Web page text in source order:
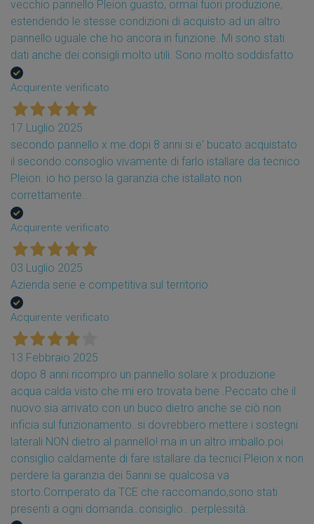
vecchio pannello Pleion guasto, ormai fuori produzione,
estendendo le stesse condizioni di acquisto ad un altro
pannello uguale che ho ancora in funzione. Mi sono stati
dati anche dei consigli molto utili. Sono molto soddisfatto
Acquirente verificato
17 Luglio 2025
secondo pannello x me.dopi 8 anni si e' bucato.acquistato
il secondo.consoglio vivamente di farlo istallare da tecnico
Pleion. io ho perso la garanzia che istallato non
correttamente..
Acquirente verificato
03 Luglio 2025
Azienda serie e competitiva sul territorio
Acquirente verificato
13 Febbraio 2025
dopo 8 anni ricompro un pannello solare x produzione
acqua calda visto che mi ero trovata bene .Peccato che il
nuovo sia arrivato con un buco dietro anche se ciò non
inficia sul funzionamento..si dovrebbero mettere i sostegni
laterali NON dietro al pannello! ma in un altro imballo.poi
consiglio caldamente di fare istallare da tecnici Pleion x non
perdere la garanzia dei 5anni se qualcosa va
storto.Comperato da TCE che raccomando,sono stati
presenti a ogni domanda..consiglio.. perplessità.